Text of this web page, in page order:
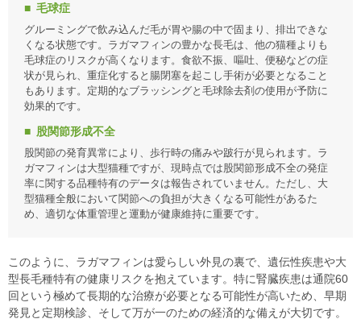
毛球症
グルーミングで飲み込んだ毛が胃や腸の中で固まり、排出できな
くなる状態です。ラガマフィンの豊かな長毛は、他の猫種よりも
毛球症のリスクが高くなります。食欲不振、嘔吐、便秘などの症
状が見られ、重症化すると腸閉塞を起こし手術が必要となること
もあります。定期的なブラッシングと毛球除去剤の使用が予防に
効果的です。
股関節形成不全
股関節の発育異常により、歩行時の痛みや跛行が見られます。ラ
ガマフィンは大型猫種ですが、現時点では股関節形成不全の発症
率に関する品種特有のデータは報告されていません。ただし、大
型猫種全般において関節への負担が大きくなる可能性があるた
め、適切な体重管理と運動が健康維持に重要です。
このように、ラガマフィンは愛らしい外見の裏で、遺伝性疾患や大
型長毛種特有の健康リスクを抱えています。特に腎臓疾患は通院60
回という極めて長期的な治療が必要となる可能性が高いため、早期
発見と定期検診、そして万が一のための経済的な備えが大切です。